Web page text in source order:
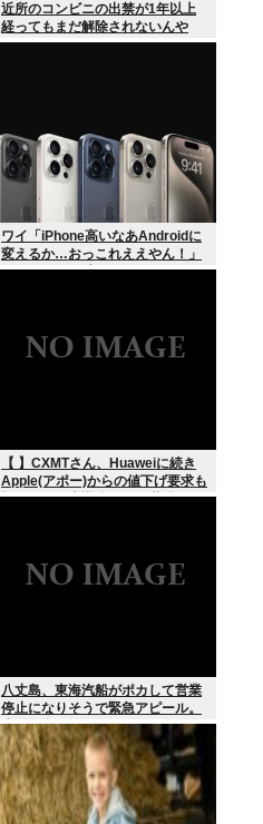
近所のコンビニの出禁が1年以上
経ってもまだ解除されないんや
が…
ワイ「iPhone高いなあAndroidに
変えるか…おっこれええやん！」
→iPhoneより高い
【 】CXMTさん、Huaweiに続き
Apple(アポー)からの値下げ要求も
拒否！！！半導体バボー継続
八丈島、東海汽船がポカして営業
停止になりそうで緊急アピール。
生活物資が届かなくなるかも。ア
シタバ以外に食うものがねえ